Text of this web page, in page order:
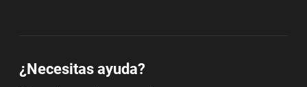
¿Necesitas ayuda?